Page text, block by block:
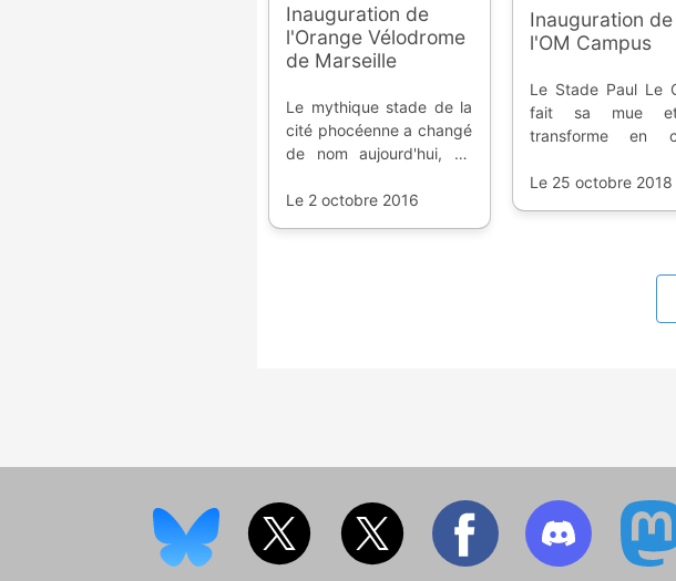
Inauguration de
l'Orange Vélodrome
de Marseille
Le mythique stade de la
cité phocéenne a changé
de nom aujourd'hui, un
l'opérateur français pour
Le 2 octobre 2016
Inauguration de
l'OM Campus
Le Stade Paul Le
fait sa mue
transforme en
l'Olympique de
Le 25 octobre 2018